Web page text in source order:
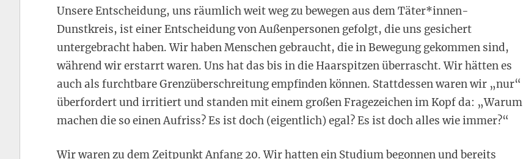
Unsere Entscheidung, uns räumlich weit weg zu bewegen aus dem Täter*innen-
Dunstkreis, ist einer Entscheidung von Außenpersonen gefolgt, die uns gesichert
untergebracht haben. Wir haben Menschen gebraucht, die in Bewegung gekommen sind,
während wir erstarrt waren. Uns hat das bis in die Haarspitzen überrascht. Wir hätten es
auch als furchtbare Grenzüberschreitung empfinden können. Stattdessen waren wir „nur“
überfordert und irritiert und standen mit einem großen Fragezeichen im Kopf da: „Warum
machen die so einen Aufriss? Es ist doch (eigentlich) egal? Es ist doch alles wie immer?“
Wir waren zu dem Zeitpunkt Anfang 20. Wir hatten ein Studium begonnen und bereits